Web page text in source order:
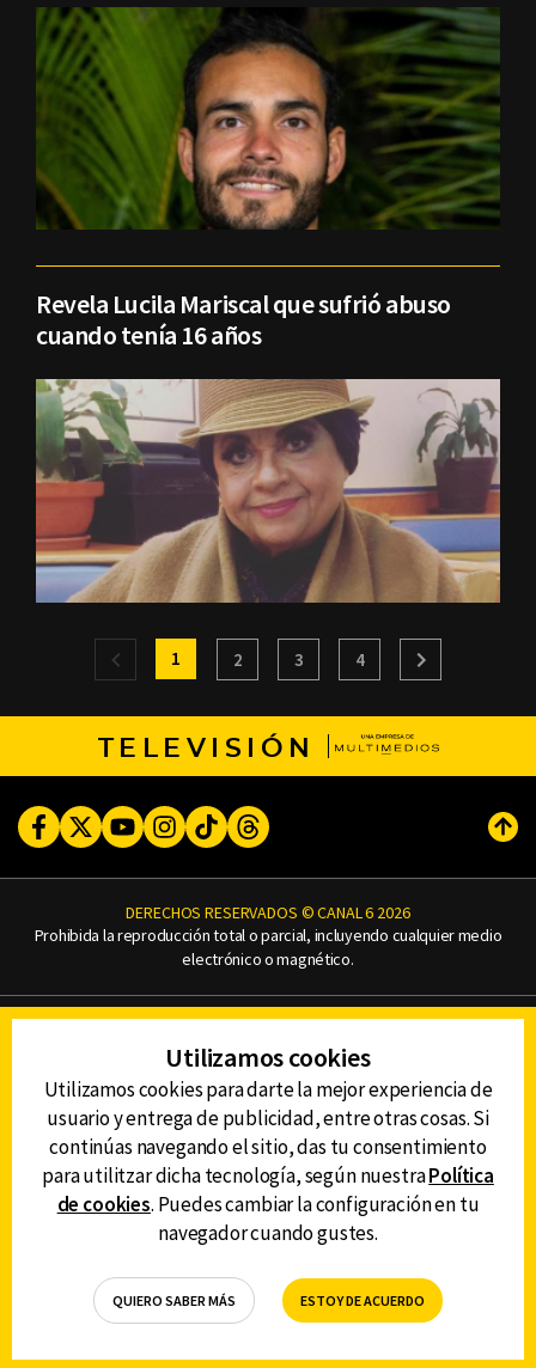
Revela Lucila Mariscal que sufrió abuso
cuando tenía 16 años
1 2 3 4
TELEVISIÓN
FacebookTwitterYoutubeInstagram
TikTokThreads
DERECHOS RESERVADOS © CANAL 6 2026
Prohibida la reproducción total o parcial, incluyendo cualquier medio
electrónico o magnético.
AVISO DE PRIVACIDAD
AVISO LEGAL
DEFENSORÍA DE LAS AUDIENCIAS
DESCARGA LA APP DE CANAL 6
Utilizamos cookies
Utilizamos cookies para darte la mejor experiencia de
usuario y entrega de publicidad, entre otras cosas. Si
continúas navegando el sitio, das tu consentimiento
para utilitzar dicha tecnología, según nuestraPolítica
de cookies. Puedes cambiar la configuración en tu
navegador cuando gustes.
QUIERO SABER MÁS ESTOY DE ACUERDO